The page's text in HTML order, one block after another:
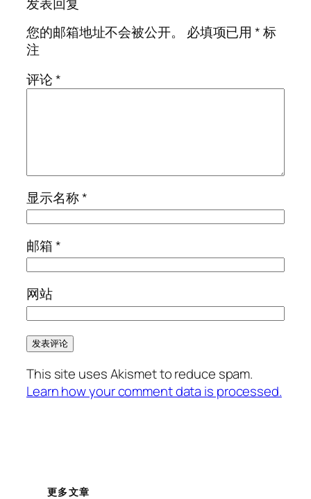
您的邮箱地址不会被公开。
必填项已用*标
注
评论*
显示名称*
邮箱*
网站
This site uses Akismet to reduce spam.
Learn how your comment data is processed.
更多文章